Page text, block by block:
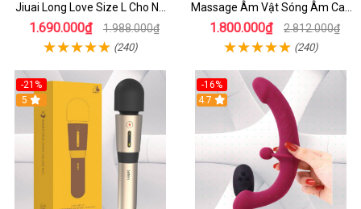
Jiuai Long Love Size L Cho Nữ
Đồng Tính
1.690.000₫ 1.988.000₫
(240)
Massage Âm Vật Sóng Âm Cao
Cấp Điều Khiển App Đỉnh
1.800.000₫ 2.812.000₫
(240)
-21%
5
-16%
4.7